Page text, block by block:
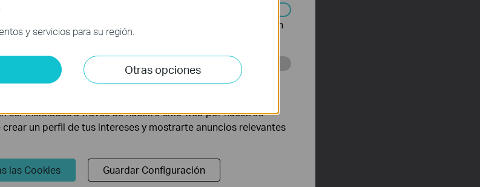
y servicios para su región.
Otras opciones
el funcionamiento del sitio web y no pueden desactivarse en
analizar tus actividades en nuestro sitio web con el fin de
del mismo.
ser instaladas a través de nuestro sitio web por nuestros
un perfil de tus intereses y mostrarte anuncios relevantes
las Cookies Guardar Configuración